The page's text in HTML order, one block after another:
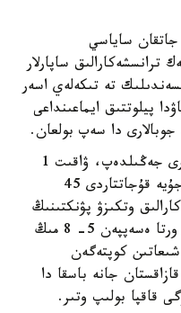
جاتقان ساياسي
ترانسشەكارالىق ساپارلار
تە تىكەلەي اسەر
پيلوتتىق ايماعىنداعى
دا سەپ بولعان.
كولىك قۇرالدارىن تەكسەرۋ راسىمدەرى جەڭىلدەپ، ۋاقىت 1
مينۋتقا دەيىن قىسقاردى. ال ونلاين جۇيە قۇجاتتاردى 45
وتكىزۋ پۋنكتىنىڭ
كىرۋ-شىعۋ زالى ارقىلى كۇن سايىن ورتا ەسەپپەن 5- 8 مىڭ
كوپتەگەن
جانە باسقا دا
قاقپا بولىپ وتىر.